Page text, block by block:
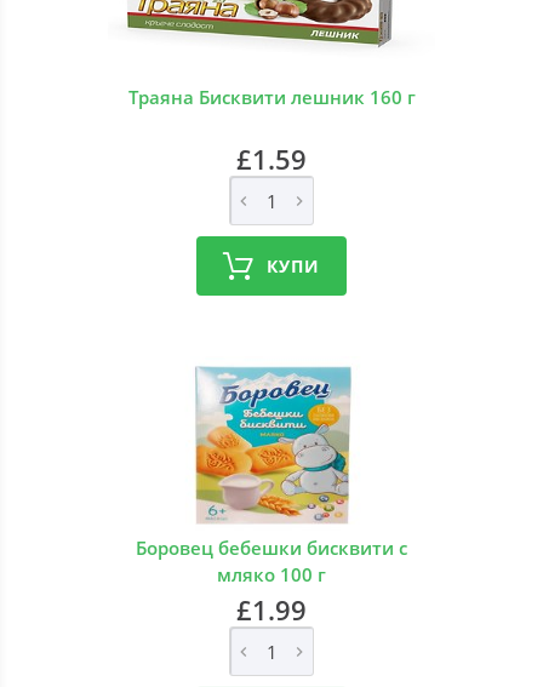
Траяна Бисквити лешник 160 г
£1.59
КУПИ
Боровец бебешки бисквити с
мляко 100 г
£1.99